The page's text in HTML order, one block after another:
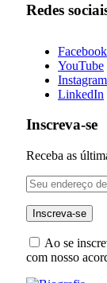
Redes
Facebook
YouTube
Instagram
LinkedIn
Inscreva-se
Receba as
Ao se
com nosso